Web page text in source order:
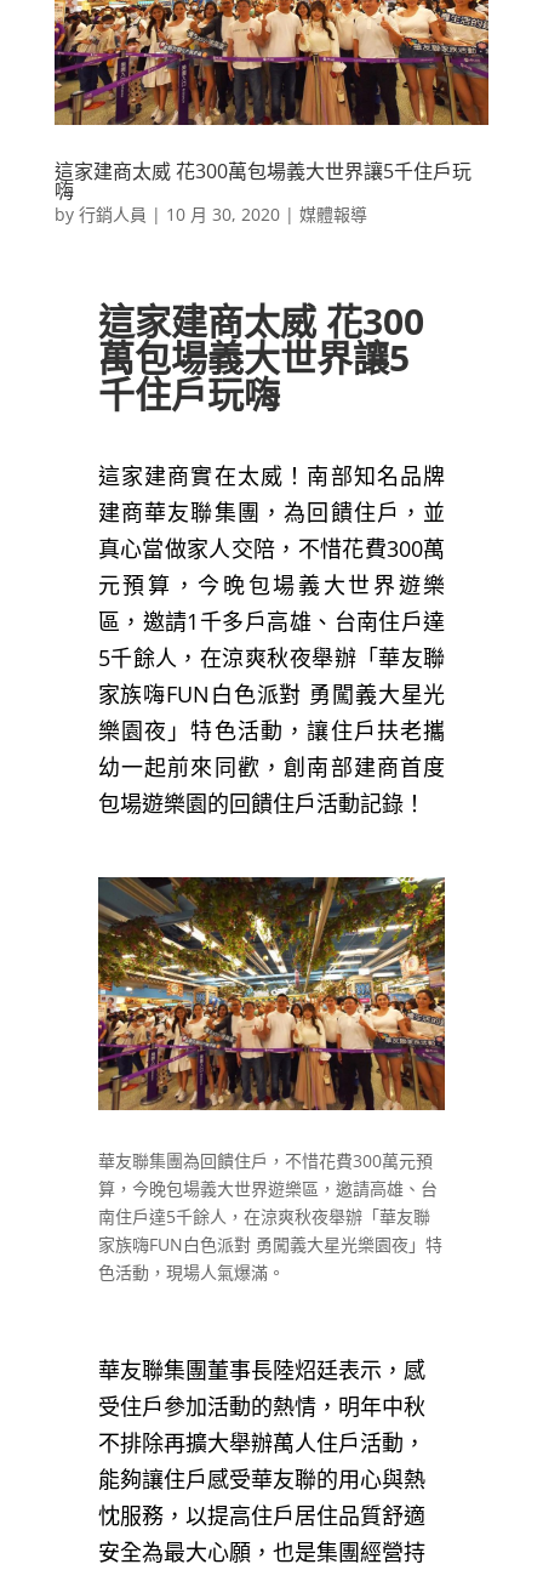
這家建商太威 花300萬包場義大世界讓5千住戶玩
嗨
by 行銷人員 | 10 月 30, 2020| 媒體報導
這家建商太威 花300
萬包場義大世界讓5
千住戶玩嗨
這家建商實在太威！南部知名品牌
建商華友聯集團，為回饋住戶，並
真心當做家人交陪，不惜花費300萬
元預算，今晚包場義大世界遊樂
區，邀請1千多戶高雄、台南住戶達
5千餘人，在涼爽秋夜舉辦「華友聯
家族嗨FUN白色派對 勇闖義大星光
樂園夜」特色活動，讓住戶扶老攜
幼一起前來同歡，創南部建商首度
包場遊樂園的回饋住戶活動記錄！
華友聯集團為回饋住戶，不惜花費300萬元預
算，今晚包場義大世界遊樂區，邀請高雄、台
南住戶達5千餘人，在涼爽秋夜舉辦「華友聯
家族嗨FUN白色派對 勇闖義大星光樂園夜」特
色活動，現場人氣爆滿。
華友聯集團董事長陸炤廷表示，感
受住戶參加活動的熱情，明年中秋
不排除再擴大舉辦萬人住戶活動，
能夠讓住戶感受華友聯的用心與熱
忱服務，以提高住戶居住品質舒適
安全為最大心願，也是集團經營持